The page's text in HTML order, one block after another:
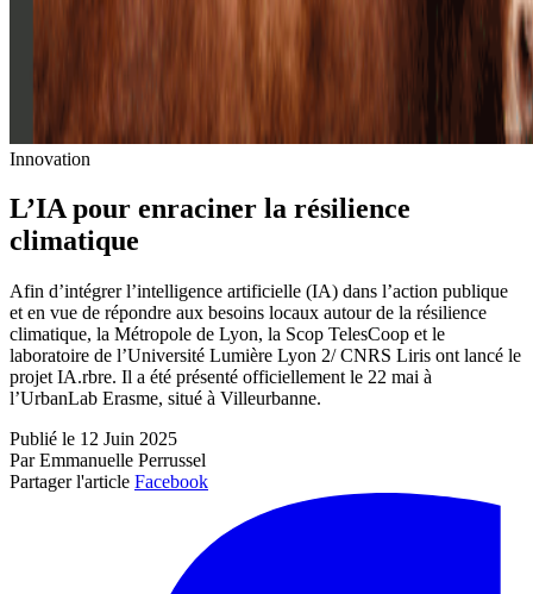
Innovation
L’IA pour enraciner la résilience
climatique
Afin d’intégrer l’intelligence artificielle (IA) dans l’action publique
et en vue de répondre aux besoins locaux autour de la résilience
climatique, la Métropole de Lyon, la Scop TelesCoop et le
laboratoire de l’Université Lumière Lyon 2/ CNRS Liris ont lancé le
projet IA.rbre. Il a été présenté officiellement le 22 mai à
l’UrbanLab Erasme, situé à Villeurbanne.
Publié le 12 Juin 2025
Par Emmanuelle Perrussel
Partager l'article Facebook